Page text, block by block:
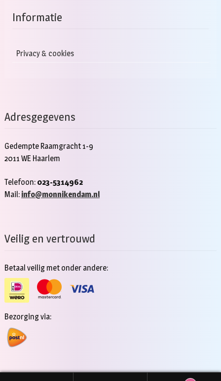
Informatie
Privacy & cookies
Adresgegevens
Gedempte Raamgracht 1-9
2011 WE Haarlem
Telefoon: 023-5314962
Mail: info@monnikendam.nl
Veilig en vertrouwd
Betaal veilig met onder andere:
Bezorging via: